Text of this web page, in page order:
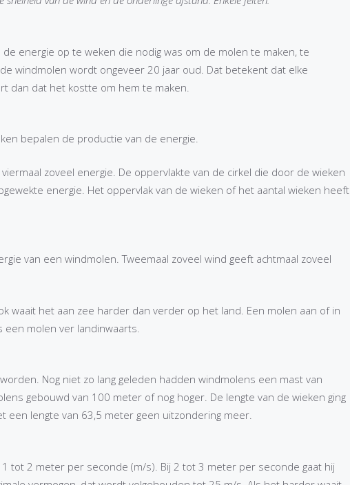
energie op te weken die nodig was om de molen te maken, te
windmolen wordt ongeveer 20 jaar oud. Dat betekent dat elke
dan dat het kostte om hem te maken.
bepalen de productie van de energie.
zoveel energie. De oppervlakte van de cirkel die door de wieken
energie. Het oppervlak van de wieken of het aantal wieken heeft
van een windmolen. Tweemaal zoveel wind geeft achtmaal zoveel
waait het aan zee harder dan verder op het land. Een molen aan of in
molen ver landinwaarts.
Nog niet zo lang geleden hadden windmolens een mast van
gebouwd van 100 meter of nog hoger. De lengte van de wieken ging
een lengte van 63,5 meter geen uitzondering meer.
tot 2 meter per seconde (m/s). Bij 2 tot 3 meter per seconde gaat hij